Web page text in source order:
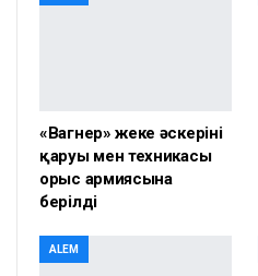
«Вагнер» жеке әскерінің
қаруы мен техникасы
орыс армиясына
берілді
ALEM